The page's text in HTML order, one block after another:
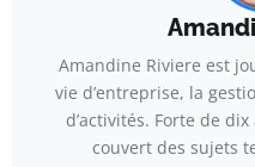
Amandine Riviere est
vie d’entreprise, la
d’activités. Forte de
couvert des sujets